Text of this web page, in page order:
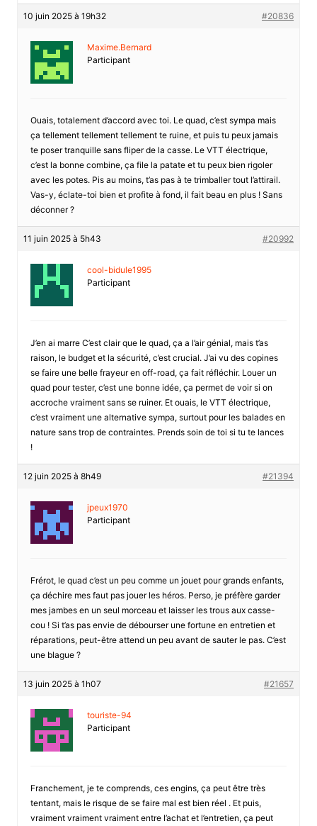
10 juin 2025 à 19h32 #20836
Maxime.Bernard
Participant
Ouais, totalement d’accord avec toi. Le quad, c’est sympa mais
ça tellement tellement tellement te ruine, et puis tu peux jamais
te poser tranquille sans fliper de la casse. Le VTT électrique,
c’est la bonne combine, ça file la patate et tu peux bien rigoler
avec les potes. Pis au moins, t’as pas à te trimballer tout l’attirail.
Vas-y, éclate-toi bien et profite à fond, il fait beau en plus ! Sans
déconner ?
11 juin 2025 à 5h43 #20992
cool-bidule1995
Participant
J’en ai marre C’est clair que le quad, ça a l’air génial, mais t’as
raison, le budget et la sécurité, c’est crucial. J’ai vu des copines
se faire une belle frayeur en off-road, ça fait réfléchir. Louer un
quad pour tester, c’est une bonne idée, ça permet de voir si on
accroche vraiment sans se ruiner. Et ouais, le VTT électrique,
c’est vraiment une alternative sympa, surtout pour les balades en
nature sans trop de contraintes. Prends soin de toi si tu te lances
!
12 juin 2025 à 8h49 #21394
jpeux1970
Participant
Frérot, le quad c’est un peu comme un jouet pour grands enfants,
ça déchire mes faut pas jouer les héros. Perso, je préfère garder
mes jambes en un seul morceau et laisser les trous aux casse-
cou ! Si t’as pas envie de débourser une fortune en entretien et
réparations, peut-être attend un peu avant de sauter le pas. C’est
une blague ?
13 juin 2025 à 1h07 #21657
touriste-94
Participant
Franchement, je te comprends, ces engins, ça peut être très
tentant, mais le risque de se faire mal est bien réel . Et puis,
vraiment vraiment vraiment entre l’achat et l’entretien, ça peut